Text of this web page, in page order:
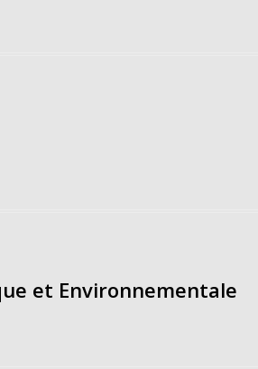
et Environnementale